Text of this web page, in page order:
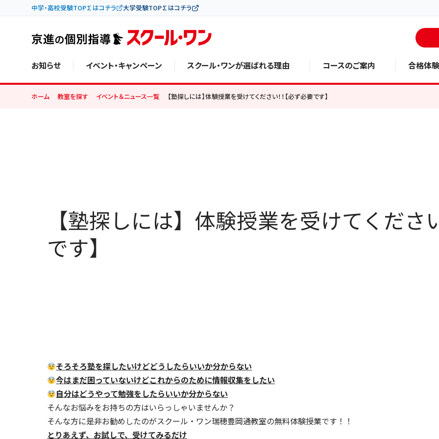
中学・高校受験TOP∑はコチラ 大学受験TOP∑はコチラ
お知らせ イベント・キャンペーン スクール・ワンが選ばれる理由 コースのご案内 合格体
ホーム 教室を探す イベント＆ニュース一覧 【塾探しには】体験授業を受けてください！！【必ず必要です】
【塾探しには】体験授業を受けてくだ
です】
そろそろ塾を探したいけどどうしたらいいか分からない
今はまだ困っていないけどこれからのために情報収集をしたい
自分はどうやって勉強をしたらいいか分からない
そんなお悩みをお持ちの方はいらっしゃいませんか？
そんな方に是非お勧めしたのがスクール・ワン瑞穂豊岡通教室の無料体験授業です！！
とりあえず、お試しで、受けてみるだけ